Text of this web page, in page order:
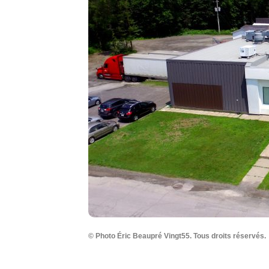
© Photo Éric Beaupré Vingt55. Tous droits réservés.